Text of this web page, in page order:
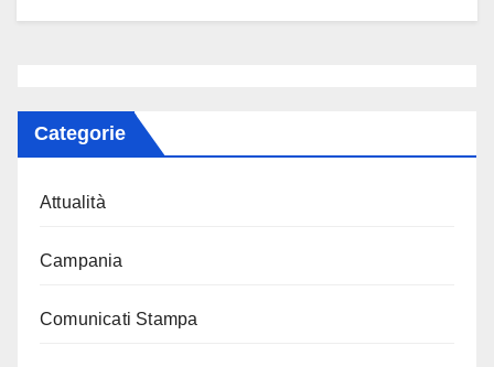
Categorie
Attualità
Campania
Comunicati Stampa